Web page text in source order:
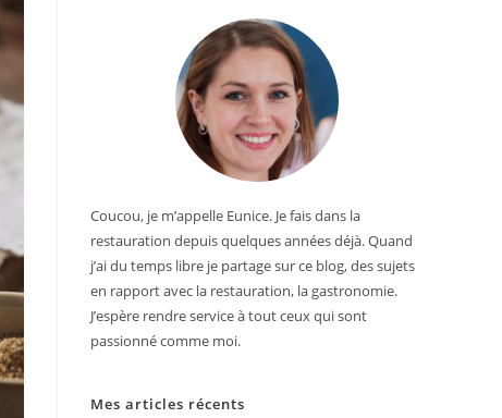
Coucou, je m’appelle Eunice. Je fais dans la
restauration depuis quelques années déjà. Quand
j’ai du temps libre je partage sur ce blog, des sujets
en rapport avec la restauration, la gastronomie.
J’espère rendre service à tout ceux qui sont
passionné comme moi.
Mes articles récents